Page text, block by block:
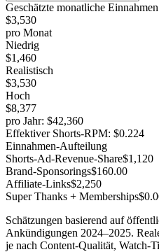
Geschätzte monatliche Einnahmen
$3,530
pro Monat
Niedrig
$1,460
Realistisch
$3,530
Hoch
$8,377
pro Jahr: $42,360
Effektiver Shorts-RPM: $0.224
Einnahmen-Aufteilung
Shorts-Ad-Revenue-Share$1,120
Brand-Sponsorings$160.00
Affiliate-Links$2,250
Super Thanks + Memberships
Schätzungen basierend auf
Ankündigungen 2024–2025.
je nach Content-Qualität, Watch-